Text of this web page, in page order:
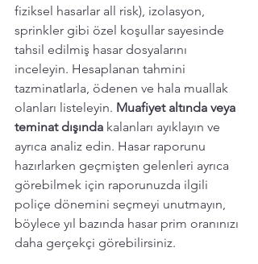
fiziksel hasarlar all risk), izolasyon,
sprinkler gibi özel koşullar sayesinde
tahsil edilmiş hasar dosyalarını
inceleyin. Hesaplanan tahmini
tazminatlarla, ödenen ve hala muallak
olanları listeleyin. Muafiyet altında veya
teminat dışında kalanları ayıklayın ve
ayrıca analiz edin. Hasar raporunu
hazırlarken geçmişten gelenleri ayrıca
görebilmek için raporunuzda ilgili
poliçe dönemini seçmeyi unutmayın,
böylece yıl bazında hasar prim oranınızı
daha gerçekçi görebilirsiniz.